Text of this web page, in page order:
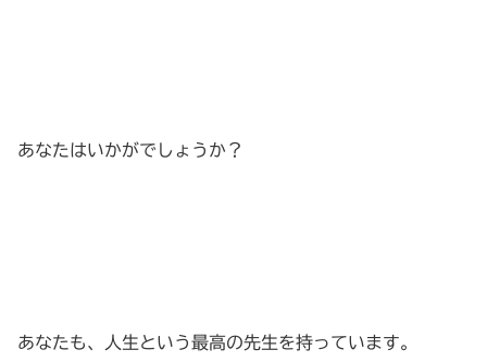
あなたはいかがでしょうか？
あなたも、人生という最高の先生を持っています。